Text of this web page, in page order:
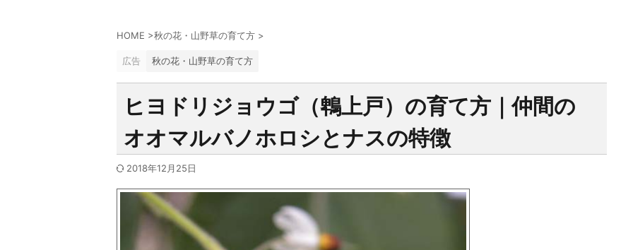
HOME >秋の花・山野草の育て方 >
広告 秋の花・山野草の育て方
ヒヨドリジョウゴ（鵯上戸）の育て方｜仲間の
オオマルバノホロシとナスの特徴
2018年12月25日